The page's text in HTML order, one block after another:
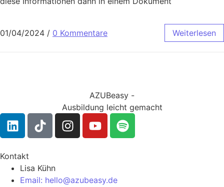
01/04/2024 / 0 Kommentare Weiterlesen
AZUBeasy -
Ausbildung leicht gemacht
Kontakt
Lisa Kühn
Email: hello@azubeasy.de